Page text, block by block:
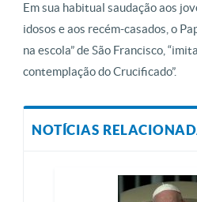
Em sua habitual saudação aos
idosos e aos recém-casados, o
na escola” de São Francisco,
contemplação do Crucificado”.
NOTÍCIAS